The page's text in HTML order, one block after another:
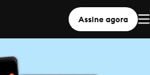
Assine agora